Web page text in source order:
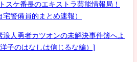
スケ番長のエキストラ芸能情報局！
宅警備員的まとめ速報）
人勇者カツオンの未解決事件簿へよ
子のはなしは信じるな編）]